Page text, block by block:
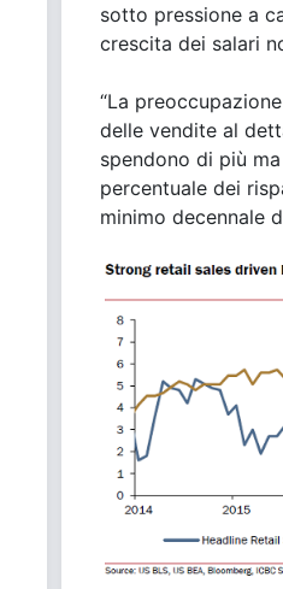
sotto pressione a
crescita dei salari
“La
delle vendite al
spendono di più
percentuale dei
minimo decennale